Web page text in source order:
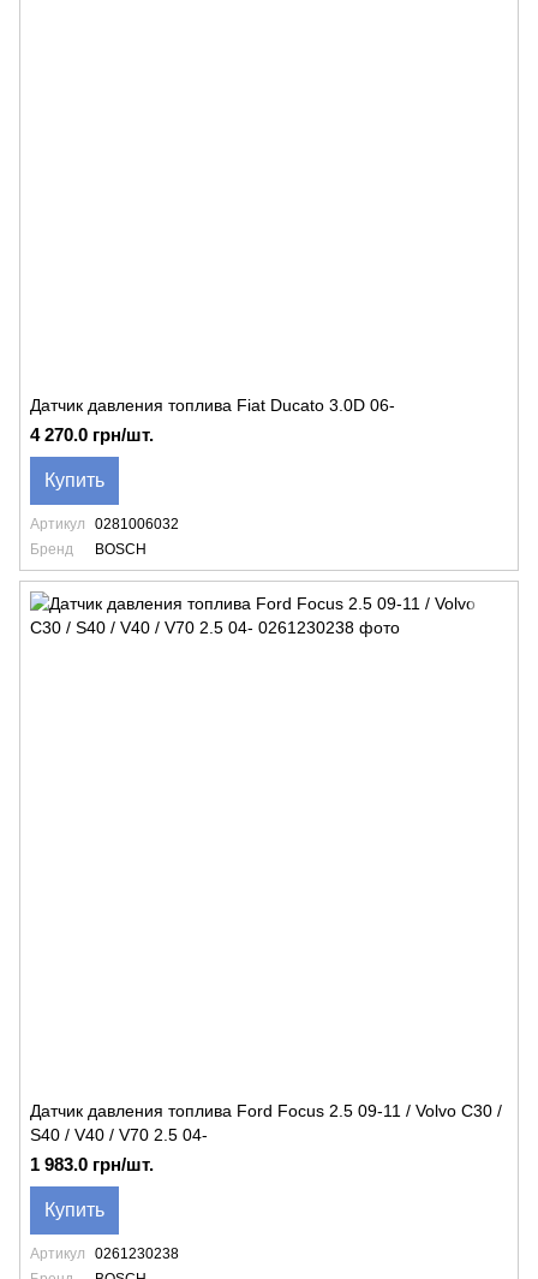
Датчик давления топлива Fiat Ducato 3.0D 06-
4 270.0 грн/шт.
Купить
Артикул
0281006032
Бренд
BOSCH
Датчик давления топлива Ford Focus 2.5 09-11 / Volvo C30 /
S40 / V40 / V70 2.5 04-
1 983.0 грн/шт.
Купить
Артикул
0261230238